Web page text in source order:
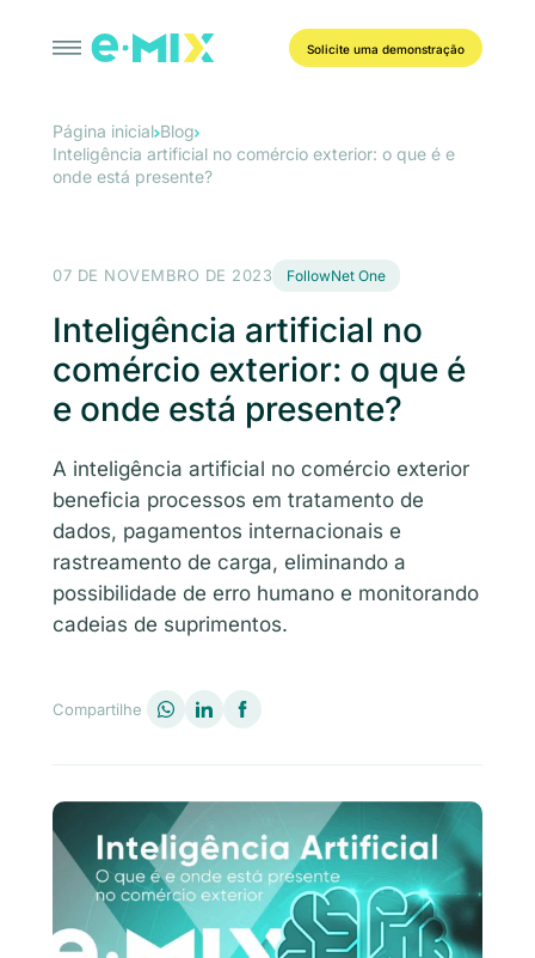
Solicite uma demonstração
Página inicial Blog
Inteligência artificial no comércio exterior: o que é e
onde está presente?
07 DE NOVEMBRO DE 2023 FollowNet One
Inteligência artificial no
comércio exterior: o que é
e onde está presente?
A inteligência artificial no comércio exterior
beneficia processos em tratamento de
dados, pagamentos internacionais e
rastreamento de carga, eliminando a
possibilidade de erro humano e monitorando
cadeias de suprimentos.
Compartilhe